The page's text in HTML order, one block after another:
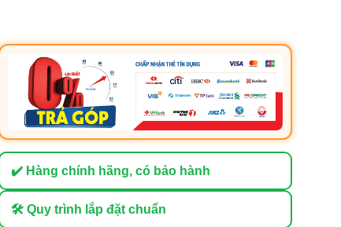
✔️ Hàng chính hãng, có bảo hành
🛠 Quy trình lắp đặt chuẩn